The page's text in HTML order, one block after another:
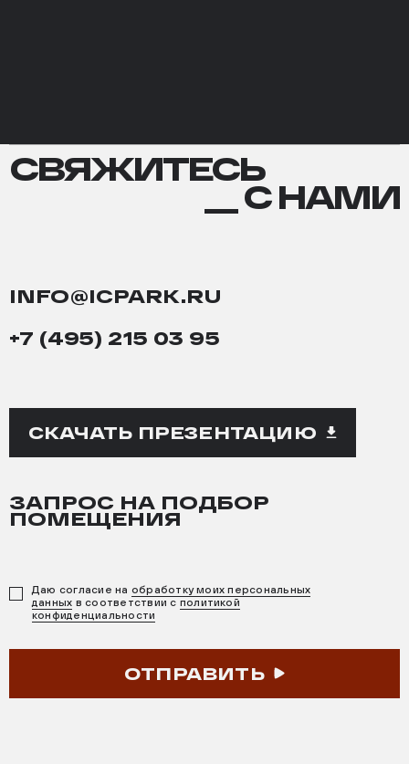
СВЯЖИТЕСЬ
СВЯЖИТЕСЬ
__ С НАМИ
INFO@ICPARK.RU
+7 (495) 215 03 95
СКАЧАТЬ ПРЕЗЕНТАЦИЮ
ЗАПРОС НА ПОДБОР
ПОМЕЩЕНИЯ
Даю согласие на обработку моих персональных
данных в соответствии с политикой
конфиденциальности
ОТПРАВИТЬ